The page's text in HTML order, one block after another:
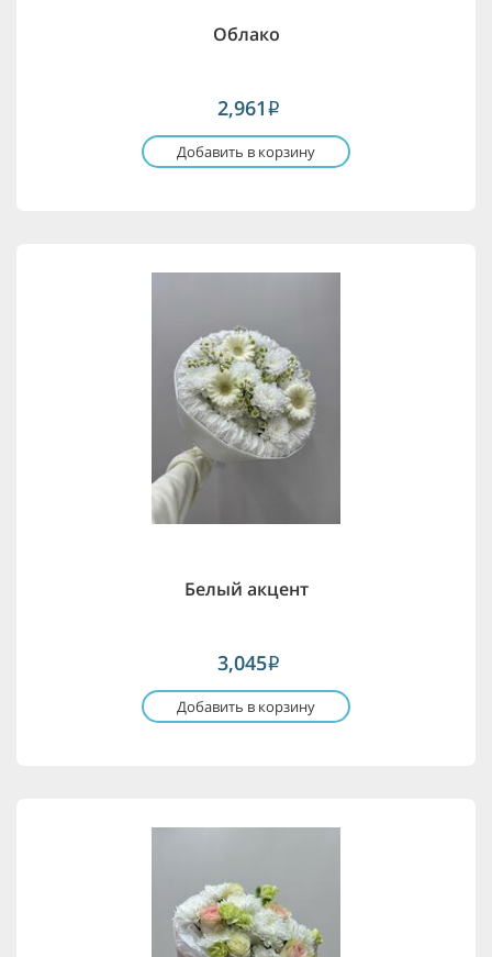
Облако
2,961 i
Добавить в корзину
Белый акцент
3,045i
Добавить в корзину